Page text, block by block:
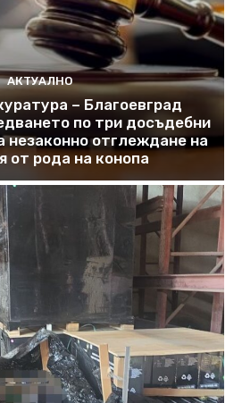
АКТУАЛНО
– Благоевград
по три досъдебни
незаконно отглеждане на
от рода на конопа